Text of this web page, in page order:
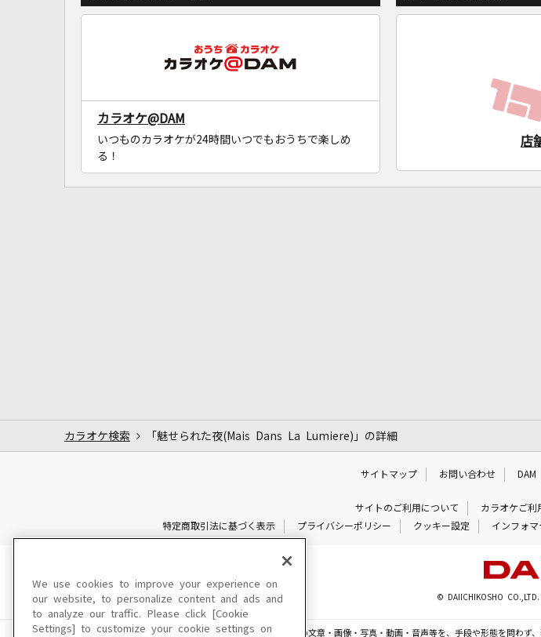
カラオケ@DAM
いつものカラオケが24時間いつでもおうちで楽しめ
る！
店
カラオケ検索 「魅せられた夜(Mais Dans La Lumiere)」の詳細
サイトマップ お問い合わせ DAM
サイトのご利用について カラオケご利
特定商取引法に基づく表示
プライバシーポリシー クッキー設定 インフォ
© DAIICHIKOSHO
このサイトに掲載されている一切の文章・画像・写真・動画・音声等を、手段や形態を問わず
We use cookies to improve your experience on
our website, to personalize content and ads and
to analyze our traffic. Please click [Cookie
Settings] to customize your cookie settings on